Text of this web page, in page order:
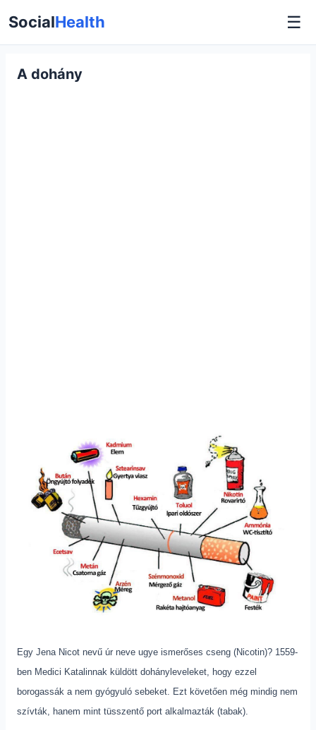
SocialHealth ☰
A dohány
Egy Jena Nicot nevű úr neve ugye ismerőses cseng (Nicotin)? 1559-
ben Medici Katalinnak küldött dohányleveleket, hogy ezzel
borogassák a nem gyógyuló sebeket. Ezt követően még mindig nem
szívták, hanem mint tüsszentő port alkalmazták (tabak).